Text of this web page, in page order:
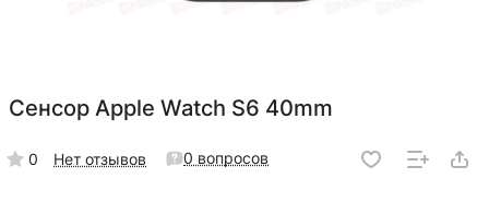
Сенсор Apple Watch S6 40mm
0 Нет отзывов 0 вопросов